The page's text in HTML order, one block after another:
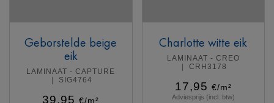
Geborstelde beige
eik
LAMINAAT - CAPTURE
SIG4764
39,95 €/m²
Charlotte witte eik
LAMINAAT - CREO
CRH3178
17,95 €/m²
Adviesprijs (incl. btw)